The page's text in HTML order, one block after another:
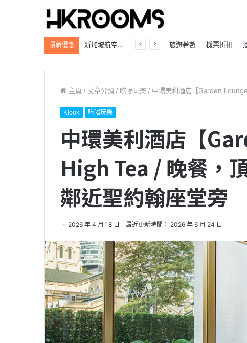
最新優惠 自駕遊必看「日本租車優惠大放送」Trip.com最高85折，首訂再享8%折扣！ 旅遊著數 機票折扣
主頁 / 文章分類 / 吃喝玩樂 / 中環美利酒店【Garden
Klook 吃喝玩樂
中環美利酒店【
High Tea / 晚餐，
鄰近聖約翰座堂旁
2026 年 4 月 18 日 最近更新時間： 2026 年 6 月 24 日